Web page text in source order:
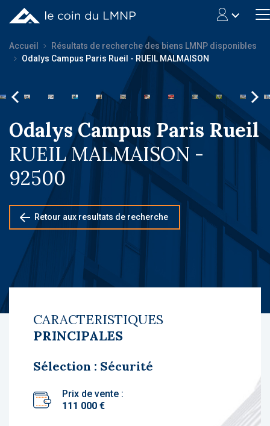
Accueil
Résultats de recherche des biens LMNP disponibles
Odalys Campus Paris Rueil - RUEIL MALMAISON
Odalys Campus Paris Rueil
RUEIL MALMAISON -
92500
Retour aux resultats de recherche
CARACTERISTIQUES
PRINCIPALES
Sélection : Sécurité
Prix de vente :
111 000 €